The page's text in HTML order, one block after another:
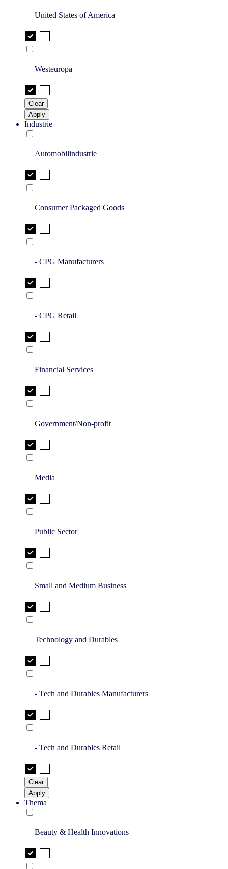
United States of America
Westeuropa
Clear
Apply
Industrie
Automobilindustrie
Consumer Packaged Goods
- CPG Manufacturers
- CPG Retail
Financial Services
Government/Non-profit
Media
Public Sector
Small and Medium Business
Technology and Durables
- Tech and Durables Manufacturers
- Tech and Durables Retail
Clear
Apply
Thema
Beauty & Health Innovations